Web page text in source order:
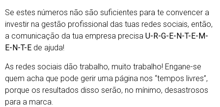
Se estes números não são suficientes para te convencer a
investir na gestão profissional das tuas redes sociais, então,
a comunicação da tua empresa precisa U-R-G-E-N-T-E-M-
E-N-T-E de ajuda!
As redes sociais dão trabalho, muito trabalho! Engane-se
quem acha que pode gerir uma página nos “tempos livres”,
porque os resultados disso serão, no mínimo, desastrosos
para a marca.